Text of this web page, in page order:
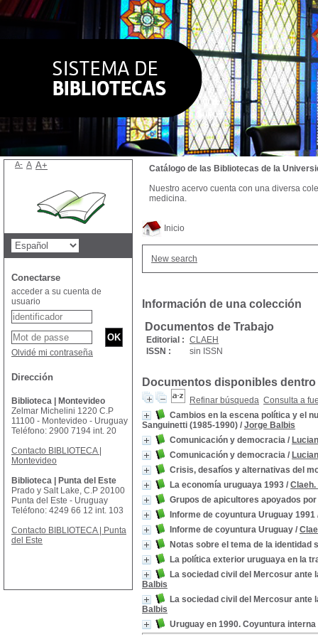
Inicio
New search
Información de una colección
Documentos de Trabajo
Editorial : CLAEH
ISSN :
sin ISSN
Documentos disponibles
Refinar búsqueda Consulta a
Cambios en la escena política y el
Sanguinetti (1985-1990) / Jorge Balbis
Comunicación y democracia /
Comunicación y democracia /
Crisis, desafíos y alternativas del
La economía uruguaya 1993 /
Grupos de apicultores apoyados
Informe de coyuntura Uruguay 1991
Informe de coyuntura Uruguay /
Notas sobre el tema de la identidad
La política exterior uruguaya en la
La sociedad civil del Mercosur ante
Balbis
La sociedad civil del Mercosur ante
Balbis
Uruguay en 1990. Coyuntura
Catálogo de las Bibliotecas de la
Nuestro acervo cuenta con una diversa
medicina.
A- A A+
Conectarse
acceder a su cuenta de
usuario
Olvidé mi contraseña
Dirección
Biblioteca | Montevideo
Zelmar Michelini 1220 C.P
11100 - Montevideo - Uruguay
Teléfono: 2900 7194 int. 20
Contacto BIBLIOTECA |
Montevideo
Biblioteca | Punta del Este
Prado y Salt Lake, C.P 20100
Punta del Este - Uruguay
Teléfono: 4249 66 12 int. 103
Contacto BIBLIOTECA | Punta
del Este